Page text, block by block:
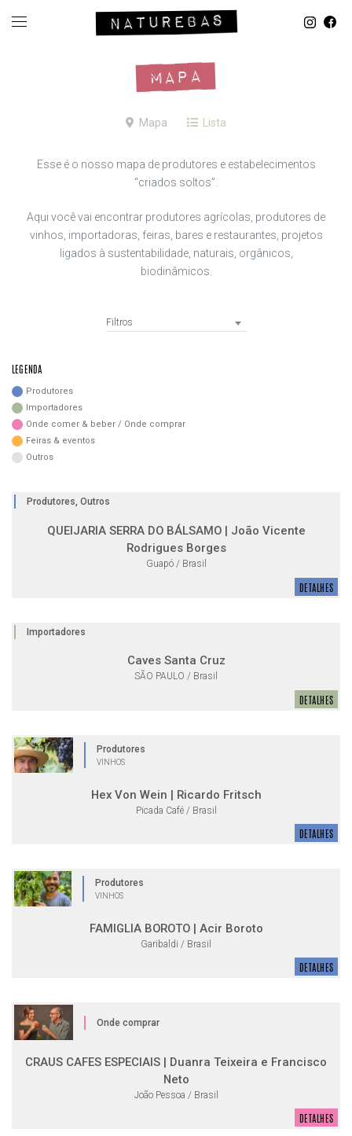
MAPA
Mapa Lista
Esse é o nosso mapa de produtores e estabelecimentos
“criados soltos”.
Aqui você vai encontrar produtores agrícolas, produtores de
vinhos, importadoras, feiras, bares e restaurantes, projetos
ligados à sustentabilidade, naturais, orgânicos,
biodinâmicos.
Filtros
LEGENDA
Produtores
Importadores
Onde comer & beber / Onde comprar
Feiras & eventos
Outros
Produtores, Outros
QUEIJARIA SERRA DO BÁLSAMO | João Vicente
Rodrigues Borges
Guapó / Brasil
DETALHES
Importadores
Caves Santa Cruz
SÃO PAULO / Brasil
DETALHES
Produtores
VINHOS
Hex Von Wein | Ricardo Fritsch
Picada Café / Brasil
DETALHES
Produtores
VINHOS
FAMIGLIA BOROTO | Acir Boroto
Garibaldi / Brasil
DETALHES
Onde comprar
CRAUS CAFES ESPECIAIS | Duanra Teixeira e Francisco
Neto
João Pessoa / Brasil
DETALHES